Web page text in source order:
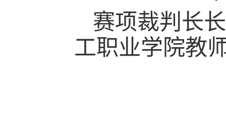
赛项裁判长
工职业学院教